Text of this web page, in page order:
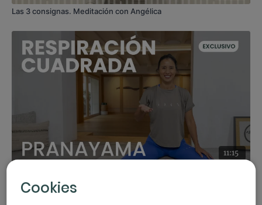
Las 3 consignas. Meditación con Angélica
11:15
Cookies